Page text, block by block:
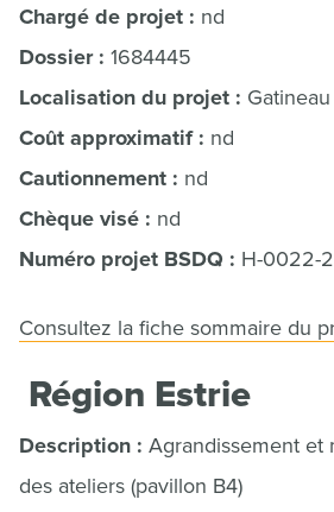
Chargé de projet : nd
Dossier : 1684445
Localisation du projet : Gatineau
Coût approximatif : nd
Cautionnement : nd
Chèque visé : nd
Numéro projet BSDQ : H-0022-
Consultez la fiche sommaire du
Région Estrie
Description : Agrandissement et
des ateliers (pavillon B4)